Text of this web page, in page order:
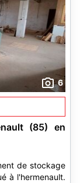
6
(85) en
de stockage
à l'hermenault.